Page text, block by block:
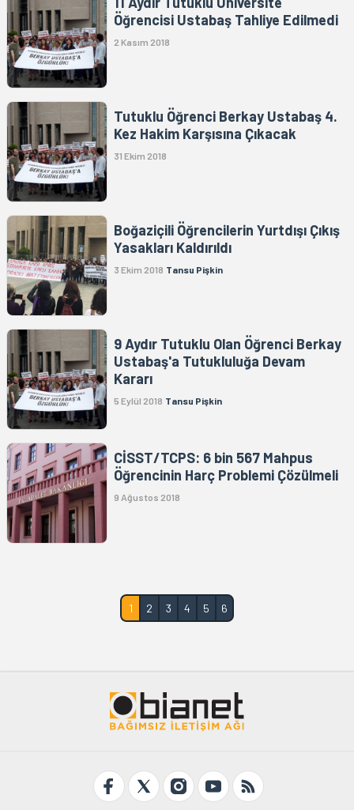
Öğrencisi Ustabaş Tahliye Edilmedi
2 Kasım 2018
Tutuklu Öğrenci Berkay Ustabaş 4.
Kez Hakim Karşısına Çıkacak
31 Ekim 2018
Boğaziçili Öğrencilerin Yurtdışı Çıkış
Yasakları Kaldırıldı
3 Ekim 2018 Tansu Pişkin
9 Aydır Tutuklu Olan Öğrenci Berkay
Ustabaş'a Tutukluluğa Devam
Kararı
5 Eylül 2018 Tansu Pişkin
CİSST/TCPS: 6 bin 567 Mahpus
Öğrencinin Harç Problemi Çözülmeli
9 Ağustos 2018
1 2 3 4 5 6